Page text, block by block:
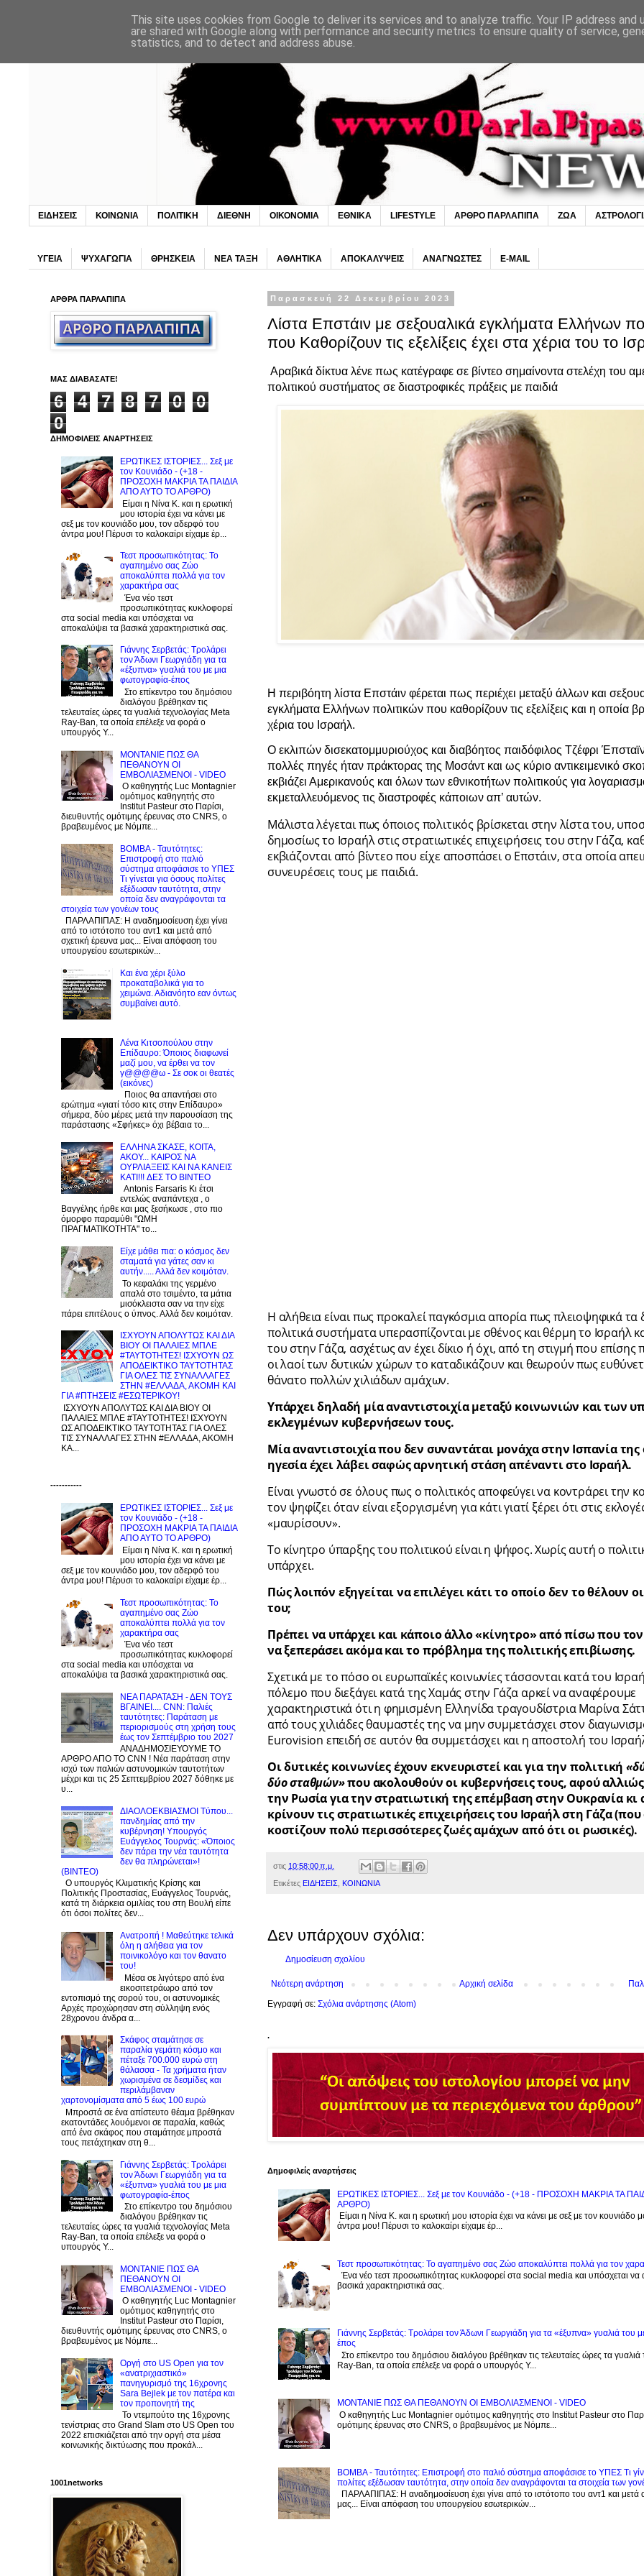
ΕΙΔΗΣΕΙΣ ΚΟΙΝΩΝΙΑ ΠΟΛΙΤΙΚΗ ΔΙΕΘΝΗ ΟΙΚΟΝΟΜΙΑ ΕΘΝΙΚΑ LIFESTYLE ΑΡΘΡΟ ΠΑΡΛΑΠΙΠΑ ΖΩΑ
ΥΓΕΙΑ ΨΥΧΑΓΩΓΙΑ ΘΡΗΣΚΕΙΑ ΝΕΑ ΤΑΞΗ ΑΘΛΗΤΙΚΑ ΑΠΟΚΑΛΥΨΕΙΣ ΑΝΑΓΝΩΣΤΕΣ E-MAIL
Παρασκευή 22 Δεκεμβρίου 2023
Λίστα Επστάιν με σεξουαλικά εγκλήματα Ελλήνων
που Kαθορίζουν τις εξελίξεις έχει στα χέρια του το
Αραβικά δίκτυα λένε πως κατέγραφε σε βίντεο σημαίνοντα στελέχη του
πολιτικού συστήματος σε διαστροφικές πράξεις με παιδιά
Η περιβόητη λίστα Επστάιν φέρεται πως περιέχει μεταξύ άλλων και
εγκλήματα Ελλήνων πολιτικών που καθορίζουν τις εξελίξεις και η οποία
χέρια του Ισραήλ.
Ο εκλιπών δισεκατομμυριούχος και διαβόητος παιδόφιλος Τζέφρι
πολλές πηγές ήταν πράκτορας της Μοσάντ και ως κύριο αντικειμενικό
εκβιάζει Αμερικανούς και όλων των εθνικοτήτων πολιτικούς για
εκμεταλλευόμενος τις διαστροφές κάποιων απ’ αυτών.
Μάλιστα λέγεται πως όποιος πολιτικός βρίσκεται στην λίστα του,
δημοσίως το Ισραήλ στις στρατιωτικές επιχειρήσεις του στην Γάζα,
εκβιάζονται από βίντεο που είχε αποσπάσει ο Επστάιν, στα οποία
συνευρέσεις τους με παιδιά.
Η αλήθεια είναι πως προκαλεί παγκόσμια απορία πως πλειοψηφικά τα
πολιτικά συστήματα υπερασπίζονται με σθένος και θέρμη το Ισραήλ
του στην Γάζα, ασχέτως αν έχει δίκιο ή όχι, από τη στιγμή που επίσης
οι λαοί των δυτικών χώρων το καταδικάζουν και θεωρούν πως
θάνατο πολλών χιλιάδων αμάχων.
Υπάρχει δηλαδή μία αναντιστοιχία μεταξύ κοινωνιών και των
εκλεγμένων κυβερνήσεων τους.
Μία αναντιστοιχία που δεν συναντάται μονάχα στην Ισπανία της
ηγεσία έχει λάβει σαφώς αρνητική στάση απέναντι στο Ισραήλ.
Είναι γνωστό σε όλους πως ο πολιτικός αποφεύγει να κοντράρει την
τον ψηφίζει όταν είναι εξοργισμένη για κάτι γιατί ξέρει ότι στις
«μαυρίσουν».
Το κίνητρο ύπαρξης του πολιτικού είναι η ψήφος. Χωρίς αυτή ο
υπάρχει.
Πώς λοιπόν εξηγείται να επιλέγει κάτι το οποίο δεν το θέλουν
του;
Πρέπει να υπάρχει και κάποιο άλλο «κίνητρο» από πίσω που
να ξεπεράσει ακόμα και το πρόβλημα της πολιτικής επιβίωσης.
Σχετικά με το πόσο οι ευρωπαϊκές κοινωνίες τάσσονται κατά του
πόλεμο που διεξάγει κατά της Χαμάς στην Γάζα αρκεί να αναφέρουμε
χαρακτηριστικά ότι η φημισμένη Ελληνίδα τραγουδίστρια Μαρίνα
από τους χιλιάδες θαυμαστές της να μην συμμετάσχει στον
Eurovision επειδή σε αυτόν θα συμμετάσχει και η αποστολή του
Οι δυτικές κοινωνίες έχουν εκνευριστεί και για την πολιτική
δύο σταθμών»που ακολουθούν οι κυβερνήσεις τους, αφού
την Ρωσία για την στρατιωτική της επέμβαση στην Ουκρανία κι
κρίνουν τις στρατιωτικές επιχειρήσεις του Ισραήλ στη Γάζα
κοστίζουν πολύ περισσότερες ζωές αμάχων από ότι οι ρωσικές).
στις 10:58:00 π.μ.
Ετικέτες ΕΙΔΗΣΕΙΣ ΚΟΙΝΩΝΙΑ
Δεν υπάρχουν σχόλια:
Δημοσίευση σχολίου
Νεότερη ανάρτηση
Αρχική σελίδα
Εγγραφή σε: Σχόλια ανάρτησης (Atom)
.
Δημοφιλείς αναρτήσεις
ΕΡΩΤΙΚΕΣ ΙΣΤΟΡΙΕΣ... Σεξ με τον Kουνιάδο - (+18 - ΠΡΟΣΟΧΗ ΜΑΚΡΙΑ ΤΑ
ΑΡΘΡΟ)
Είμαι η Νίνα Κ. και η ερωτική μου ιστορία έχει να κάνει με σεξ με τον
άντρα μου! Πέρυσι το καλοκαίρι είχαμε έρ...
Τεστ προσωπικότητας: Το αγαπημένο σας Zώο αποκαλύπτει πολλά για τον
Ένα νέο τεστ προσωπικότητας κυκλοφορεί στα social media και υπόσχεται να
βασικά χαρακτηριστικά σας.
Γιάννης Σερβετάς: Τρολάρει τον Άδωνι Γεωργιάδη για τα «έξυπνα» γυαλιά του
έπος
Στο επίκεντρο του δημόσιου διαλόγου βρέθηκαν τις τελευταίες ώρες τα γυαλιά
Ray-Ban, τα οποία επέλεξε να φορά ο υπουργός Υ...
ΜΟΝΤΑΝΙΕ ΠΩΣ ΘΑ ΠΕΘΑΝΟΥΝ ΟΙ ΕΜΒΟΛΙΑΣΜΕΝΟΙ - VIDEO
Ο καθηγητής Luc Montagnier ομότιμος καθηγητής στο Institut Pasteur στο
ομότιμης έρευνας στο CNRS, o βραβευμένος με Νόμπε...
BOMBA - Ταυτότητες: Eπιστροφή στο παλιό σύστημα αποφάσισε το ΥΠΕΣ Τι
πολίτες εξέδωσαν ταυτότητα, στην οποία δεν αναγράφονται τα στοιχεία των
ΠΑΡΛΑΠΙΠΑΣ: Η αναδημοσίευση έχει γίνει από το ιστότοπο του αντ1 και μετά
μας... Είναι απόφαση του υπουργείου εσωτερικών...
ΑΡΘΡΑ ΠΑΡΛΑΠΙΠΑ
ΜΑΣ ΔΙΑΒΑΣΑΤΕ!
6 4 7 8 7 0
0
0
ΔΗΜΟΦΙΛΕΙΣ ΑΝΑΡΤΗΣΕΙΣ
ΕΡΩΤΙΚΕΣ ΙΣΤΟΡΙΕΣ... Σεξ με
τον Kουνιάδο - (+18 -
ΠΡΟΣΟΧΗ ΜΑΚΡΙΑ ΤΑ ΠΑΙΔΙΑ
ΑΠΟ ΑΥΤΟ ΤΟ ΑΡΘΡΟ)
Είμαι η Νίνα Κ. και η ερωτική
μου ιστορία έχει να κάνει με
σεξ με τον κουνιάδο μου, τον αδερφό του
άντρα μου! Πέρυσι το καλοκαίρι είχαμε έρ...
Τεστ προσωπικότητας: Το
αγαπημένο σας Zώο
αποκαλύπτει πολλά για τον
χαρακτήρα σας
Ένα νέο τεστ
προσωπικότητας κυκλοφορεί
στα social media και υπόσχεται να
αποκαλύψει τα βασικά χαρακτηριστικά σας.
Γιάννης Σερβετάς: Τρολάρει
τον Άδωνι Γεωργιάδη για τα
«έξυπνα» γυαλιά του με μια
φωτογραφία-έπος
Στο επίκεντρο του δημόσιου
διαλόγου βρέθηκαν τις
τελευταίες ώρες τα γυαλιά τεχνολογίας Meta
Ray-Ban, τα οποία επέλεξε να φορά ο
υπουργός Υ...
ΜΟΝΤΑΝΙΕ ΠΩΣ ΘΑ
ΠΕΘΑΝΟΥΝ ΟΙ
ΕΜΒΟΛΙΑΣΜΕΝΟΙ - VIDEO
Ο καθηγητής Luc Montagnier
ομότιμος καθηγητής στο
Institut Pasteur στο Παρίσι,
διευθυντής ομότιμης έρευνας στο CNRS, o
βραβευμένος με Νόμπε...
BOMBA - Ταυτότητες:
Eπιστροφή στο παλιό
σύστημα αποφάσισε το ΥΠΕΣ
Τι γίνεται για όσους πολίτες
εξέδωσαν ταυτότητα, στην
οποία δεν αναγράφονται τα
στοιχεία των γονέων τους
ΠΑΡΛΑΠΙΠΑΣ: Η αναδημοσίευση έχει γίνει
από το ιστότοπο του αντ1 και μετά από
σχετική έρευνα μας... Είναι απόφαση του
υπουργείου εσωτερικών...
Και ένα χέρι ξύλο
προκαταβολικά για το
χειμώνα. Αδιανόητο εαν όντως
συμβαίνει αυτό.
Λένα Κιτσοπούλου στην
Επίδαυρο: Όποιος διαφωνεί
μαζί μου, να έρθει να τον
γ@@@@ω - Σε σοκ οι θεατές
(εικόνες)
Ποιος θα απαντήσει στο
ερώτημα «γιατί τόσο κιτς στην Επίδαυρο»
σήμερα, δύο μέρες μετά την παρουσίαση της
παράστασης «Σφήκες» όχι βέβαια το...
EΛΛΗΝΑ ΣΚΑΣΕ, ΚΟΙΤΑ,
ΑΚΟΥ... ΚΑΙΡΟΣ ΝΑ
ΟΥΡΛIAΞΕΙΣ ΚΑΙ ΝΑ ΚΑΝΕΙΣ
KATI!!! ΔΕΣ TO BINTEO
Antonis Farsaris Κι έτσι
εντελώς αναπάντεχα , ο
Βαγγέλης ήρθε και μας ξεσήκωσε , στο πιο
όμορφο παραμύθι "ΩΜΗ
ΠΡΑΓΜΑΤΙΚΟΤΗΤΑ" το...
Είχε μάθει πια: ο κόσμος δεν
σταματά για γάτες σαν κι
αυτήν..... Αλλά δεν κοιμόταν.
Το κεφαλάκι της γερμένο
απαλά στο τσιμέντο, τα μάτια
μισόκλειστα σαν να την είχε
πάρει επιτέλους ο ύπνος. Αλλά δεν κοιμόταν.
ΙΣΧΥΟΥΝ ΑΠΟΛΥΤΩΣ ΚΑΙ ΔΙΑ
ΒΙΟΥ ΟΙ ΠΑΛΑΙΕΣ ΜΠΛΕ
#ΤΑΥΤΟΤΗΤΕΣ! ΙΣΧΥΟΥΝ ΩΣ
ΑΠΟΔΕΙΚΤΙΚΟ ΤΑΥΤΟΤΗΤΑΣ
ΓΙΑ ΟΛΕΣ ΤΙΣ ΣΥΝΑΛΛΑΓΕΣ
ΣΤΗΝ #ΕΛΛΑΔΑ, ΑΚΟΜΗ ΚΑΙ
ΓΙΑ #ΠΤΗΣΕΙΣ #ΕΣΩΤΕΡΙΚΟΥ!
ΙΣΧΥΟΥΝ ΑΠΟΛΥΤΩΣ ΚΑΙ ΔΙΑ ΒΙΟΥ ΟΙ
ΠΑΛΑΙΕΣ ΜΠΛΕ #ΤΑΥΤΟΤΗΤΕΣ! ΙΣΧΥΟΥΝ
ΩΣ ΑΠΟΔΕΙΚΤΙΚΟ ΤΑΥΤΟΤΗΤΑΣ ΓΙΑ ΟΛΕΣ
ΤΙΣ ΣΥΝΑΛΛΑΓΕΣ ΣΤΗΝ #ΕΛΛΑΔΑ, ΑΚΟΜΗ
ΚΑ...
-----------
ΕΡΩΤΙΚΕΣ ΙΣΤΟΡΙΕΣ... Σεξ με
τον Kουνιάδο - (+18 -
ΠΡΟΣΟΧΗ ΜΑΚΡΙΑ ΤΑ ΠΑΙΔΙΑ
ΑΠΟ ΑΥΤΟ ΤΟ ΑΡΘΡΟ)
Είμαι η Νίνα Κ. και η ερωτική
μου ιστορία έχει να κάνει με
σεξ με τον κουνιάδο μου, τον αδερφό του
άντρα μου! Πέρυσι το καλοκαίρι είχαμε έρ...
Τεστ προσωπικότητας: Το
αγαπημένο σας Zώο
αποκαλύπτει πολλά για τον
χαρακτήρα σας
Ένα νέο τεστ
προσωπικότητας κυκλοφορεί
στα social media και υπόσχεται να
αποκαλύψει τα βασικά χαρακτηριστικά σας.
NEA ΠΑΡΑΤΑΣΗ - ΔΕΝ ΤΟΥΣ
ΒΓΑΙΝΕΙ.... CNN: Παλιές
ταυτότητες: Παράταση με
περιορισμούς στη χρήση τους
έως τον Σεπτέμβριο του 2027
ΑΝΑΔΗΜΟΣΙΕΥΟΥΜΕ ΤΟ
ΑΡΘΡΟ ΑΠΟ ΤΟ CNN ! Νέα παράταση στην
ισχύ των παλιών αστυνομικών ταυτοτήτων
μέχρι και τις 25 Σεπτεμβρίου 2027 δόθηκε με
υ...
ΔΙΑΟΛΟΕΚΒΙΑΣΜΟΙ Tύπου...
πανδημίας από την
κυβέρνηση! Υπουργός
Ευάγγελος Τουρνάς: «Όποιος
δεν πάρει την νέα ταυτότητα
δεν θα πληρώνεται»!
(BINTEO)
Ο υπουργός Κλιματικής Κρίσης και
Πολιτικής Προστασίας, Ευάγγελος Τουρνάς,
κατά τη διάρκεια ομιλίας του στη Βουλή είπε
ότι όσοι πολίτες δεν...
Ανατροπή ! Mαθεύτηκε τελικά
όλη η αλήθεια για τον
ποινικολόγο και τον θανατο
του!
Μέσα σε λιγότερο από ένα
εικοσιτετράωρο από τον
εντοπισμό της σορού του, οι αστυνομικές
Αρχές προχώρησαν στη σύλληψη ενός
28χρονου άνδρα α...
Σκάφος σταμάτησε σε
παραλία γεμάτη κόσμο και
πέταξε 700.000 ευρώ στη
θάλασσα - Τα χρήματα ήταν
χωρισμένα σε δεσμίδες και
περιλάμβαναν
χαρτονομίσματα από 5 έως 100 ευρώ
Μπροστά σε ένα απίστευτο θέαμα βρέθηκαν
εκατοντάδες λουόμενοι σε παραλία, καθώς
από ένα σκάφος που σταμάτησε μπροστά
τους πετάχτηκαν στη θ...
Γιάννης Σερβετάς: Τρολάρει
τον Άδωνι Γεωργιάδη για τα
«έξυπνα» γυαλιά του με μια
φωτογραφία-έπος
Στο επίκεντρο του δημόσιου
διαλόγου βρέθηκαν τις
τελευταίες ώρες τα γυαλιά τεχνολογίας Meta
Ray-Ban, τα οποία επέλεξε να φορά ο
υπουργός Υ...
ΜΟΝΤΑΝΙΕ ΠΩΣ ΘΑ
ΠΕΘΑΝΟΥΝ ΟΙ
ΕΜΒΟΛΙΑΣΜΕΝΟΙ - VIDEO
Ο καθηγητής Luc Montagnier
ομότιμος καθηγητής στο
Institut Pasteur στο Παρίσι,
διευθυντής ομότιμης έρευνας στο CNRS, o
βραβευμένος με Νόμπε...
Οργή στο US Open για τον
«ανατριχιαστικό»
πανηγυρισμό της 16χρονης
Sara Bejlek με τον πατέρα και
τον προπονητή της
Το ντεμπούτο της 16χρονης
τενίστριας στο Grand Slam στο US Open του
2022 επισκιάζεται από την οργή στα μέσα
κοινωνικής δικτύωσης που προκάλ...
1001networks
This site uses cookies from Google to deliver its services and to analyze traffic. Your IP address and
are shared with Google along with performance and security metrics to ensure quality of service,
statistics, and to detect and address abuse.